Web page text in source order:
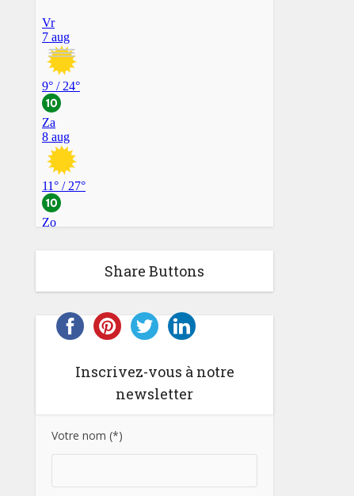
Share Buttons
Inscrivez-vous à notre
newsletter
Votre nom (*)